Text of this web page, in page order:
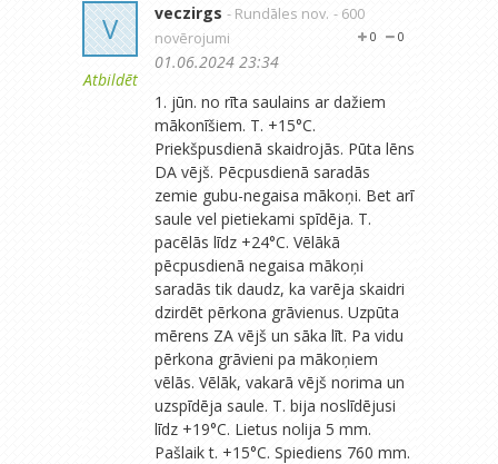
V
Atbildēt
veczirgs - Rundāles nov. - 600
novērojumi
0
0
01.06.2024 23:34
1. jūn. no rīta saulains ar dažiem
mākonīšiem. T. +15°C.
Priekšpusdienā skaidrojās. Pūta lēns
DA vējš. Pēcpusdienā saradās
zemie gubu-negaisa mākoņi. Bet arī
saule vel pietiekami spīdēja. T.
pacēlās līdz +24°C. Vēlākā
pēcpusdienā negaisa mākoņi
saradās tik daudz, ka varēja skaidri
dzirdēt pērkona grāvienus. Uzpūta
mērens ZA vējš un sāka līt. Pa vidu
pērkona grāvieni pa mākoņiem
vēlās. Vēlāk, vakarā vējš norima un
uzspīdēja saule. T. bija noslīdējusi
līdz +19°C. Lietus nolija 5 mm.
Pašlaik t. +15°C. Spiediens 760 mm.